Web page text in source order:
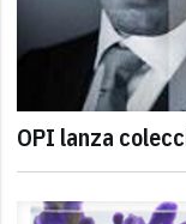
OPI lanza